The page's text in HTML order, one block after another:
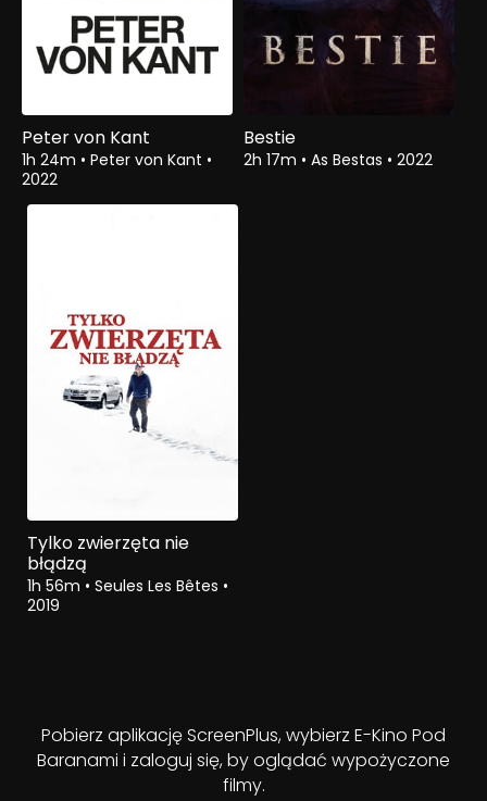
Peter von Kant
1h 24m • Peter von Kant •
2022
Bestie
2h 17m • As Bestas • 2022
Tylko zwierzęta nie
błądzą
1h 56m • Seules Les Bêtes •
2019
Pobierz aplikację ScreenPlus, wybierz E-Kino Pod
Baranami i zaloguj się, by oglądać wypożyczone
filmy.